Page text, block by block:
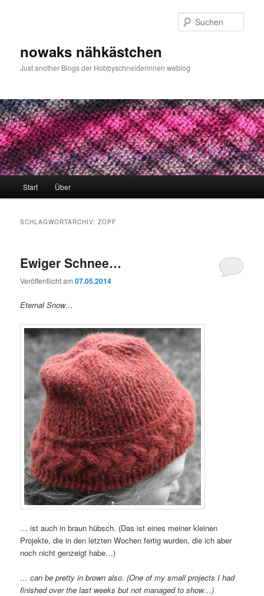
nowaks nähkästchen
Just another Blogs der Hobbyschneiderinnen weblog
Start Über
SCHLAGWORTARCHIV:ZOPF
Ewiger Schnee…
Veröffentlicht am07.05.2014
Eternal Snow…
… ist auch in braun hübsch. (Das ist eines meiner kleinen
Projekte, die in den letzten Wochen fertig wurden, die ich aber
noch nicht genzeigt habe…)
… can be pretty in brown also. (One of my small projects I had
finished over the last weeks but not managed to show…)